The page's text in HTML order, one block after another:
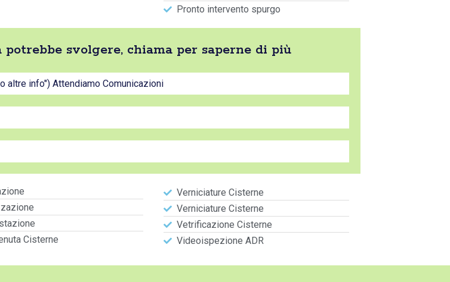
Pronto intervento spurgo
svolgere, chiama per saperne di più
altre info") Attendiamo Comunicazioni
Cisterne
Verniciature Cisterne
Verniciature Cisterne
Vetrificazione Cisterne
Videoispezione ADR